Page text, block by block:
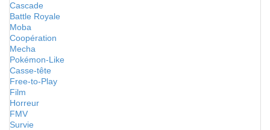
Cascade
Battle Royale
Moba
Coopération
Mecha
Pokémon-Like
Casse-tête
Free-to-Play
Film
Horreur
FMV
Survie